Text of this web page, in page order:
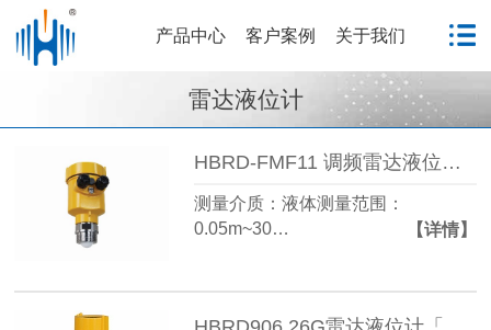
产品中心 客户案例 关于我们
雷达液位计
HBRD-FMF11 调频雷达液位计「防腐型」电力行业
测量介质：液体测量范围：
0.05m~30…
【详情】